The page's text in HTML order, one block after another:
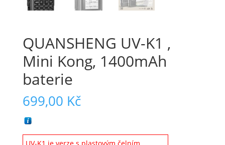
QUANSHENG UV-K1 ,
Mini Kong, 1400mAh
baterie
699,00 Kč